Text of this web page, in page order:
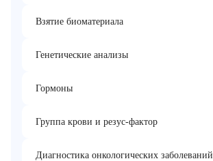
Взятие биоматериала
Генетические анализы
Гормоны
Группа крови и резус-фактор
Диагностика онкологических заболеваний